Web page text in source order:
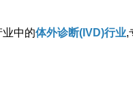
中的体外诊断(IVD)行业,